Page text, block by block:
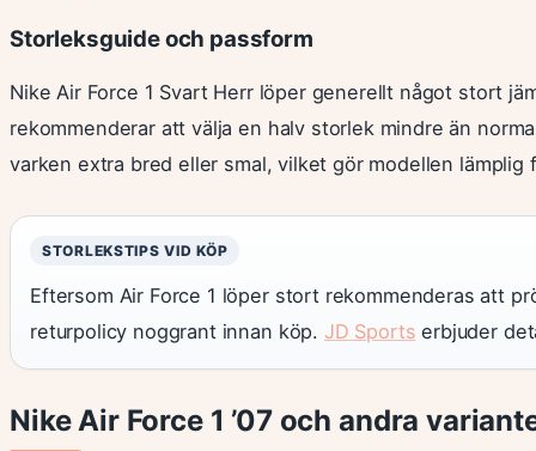
Storleksguide och passform
Nike Air Force 1 Svart Herr löper generellt något stort
rekommenderar att välja en halv storlek mindre än
varken extra bred eller smal, vilket gör modellen
STORLEKSTIPS VID KÖP
Eftersom Air Force 1 löper stort rekommenderas att
returpolicy noggrant innan köp. JD Sports erbjuder
Nike Air Force 1 ’07 och andra